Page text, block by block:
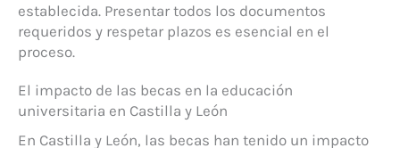
establecida. Presentar todos los documentos
requeridos y respetar plazos es esencial en el
proceso.
El impacto de las becas en la educación
universitaria en Castilla y León
En Castilla y León, las becas han tenido un impacto